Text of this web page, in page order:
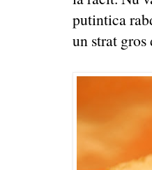
putintica
un strat gros